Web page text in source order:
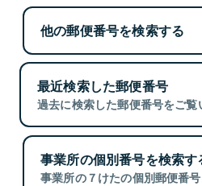
他の郵便番号を検索する
最近検索した郵便番号
過去に検索した郵便番号をご覧
事業所の個別番号を検索す
事業所の７けたの個別郵便番号